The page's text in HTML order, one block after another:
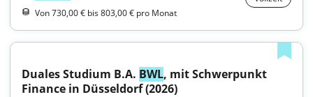
Von 730,00 € bis 803,00 € pro Monat
Duales Studium B.A. BWL, mit Schwerpunkt
Finance in Düsseldorf (2026)